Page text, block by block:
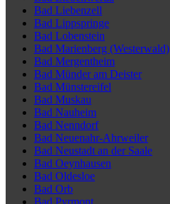
Bad Liebenzell
Bad Lippspringe
Bad Lobenstein
Bad Marienberg (Westerwald)
Bad Mergentheim
Bad Münder am Deister
Bad Münstereifel
Bad Muskau
Bad Nauheim
Bad Nenndorf
Bad Neuenahr-Ahrweiler
Bad Neustadt an der Saale
Bad Oeynhausen
Bad Oldesloe
Bad Orb